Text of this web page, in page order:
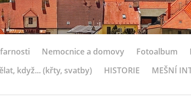
Nemocnice a domovy Fotoalbum
když... (křty, svatby) HISTORIE MEŠNÍ